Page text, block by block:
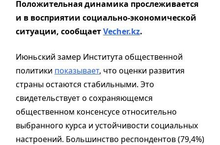
Положительная динамика прослеживается
и в восприятии социально-экономической
ситуации, сообщаетVecher.kz.
Июньский замер Института общественной
политики показывает, что оценки развития
страны остаются стабильными. Это
свидетельствует о сохраняющемся
общественном консенсусе относительно
выбранного курса и устойчивости социальных
настроений. Большинство респондентов (79,4%)